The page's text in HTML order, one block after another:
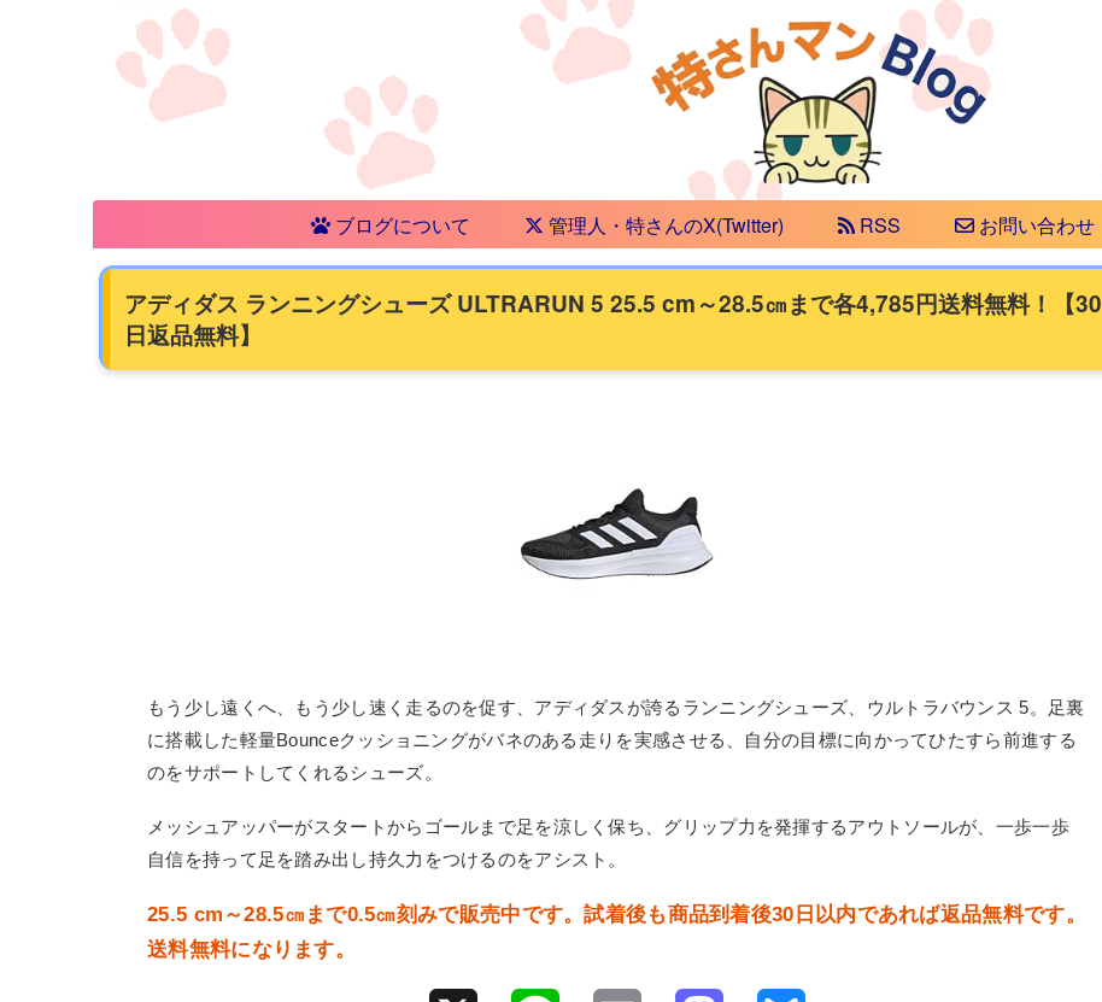
ブログについて 管理人・特さんのX(Twitter) RSS お問い合わせ
アディダス ランニングシューズ ULTRARUN 5 25.5 cm～28.5㎝まで各4,785円送料無料！【30
日返品無料】
もう少し遠くへ、もう少し速く走るのを促す、アディダスが誇るランニングシューズ、ウルトラバウンス 5。足裏
に搭載した軽量Bounceクッショニングがバネのある走りを実感させる、自分の目標に向かってひたすら前進する
のをサポートしてくれるシューズ。
メッシュアッパーがスタートからゴールまで足を涼しく保ち、グリップ力を発揮するアウトソールが、一歩一歩
自信を持って足を踏み出し持久力をつけるのをアシスト。
25.5 cm～28.5㎝まで0.5㎝刻みで販売中です。試着後も商品到着後30日以内であれば返品無料です。
送料無料になります。